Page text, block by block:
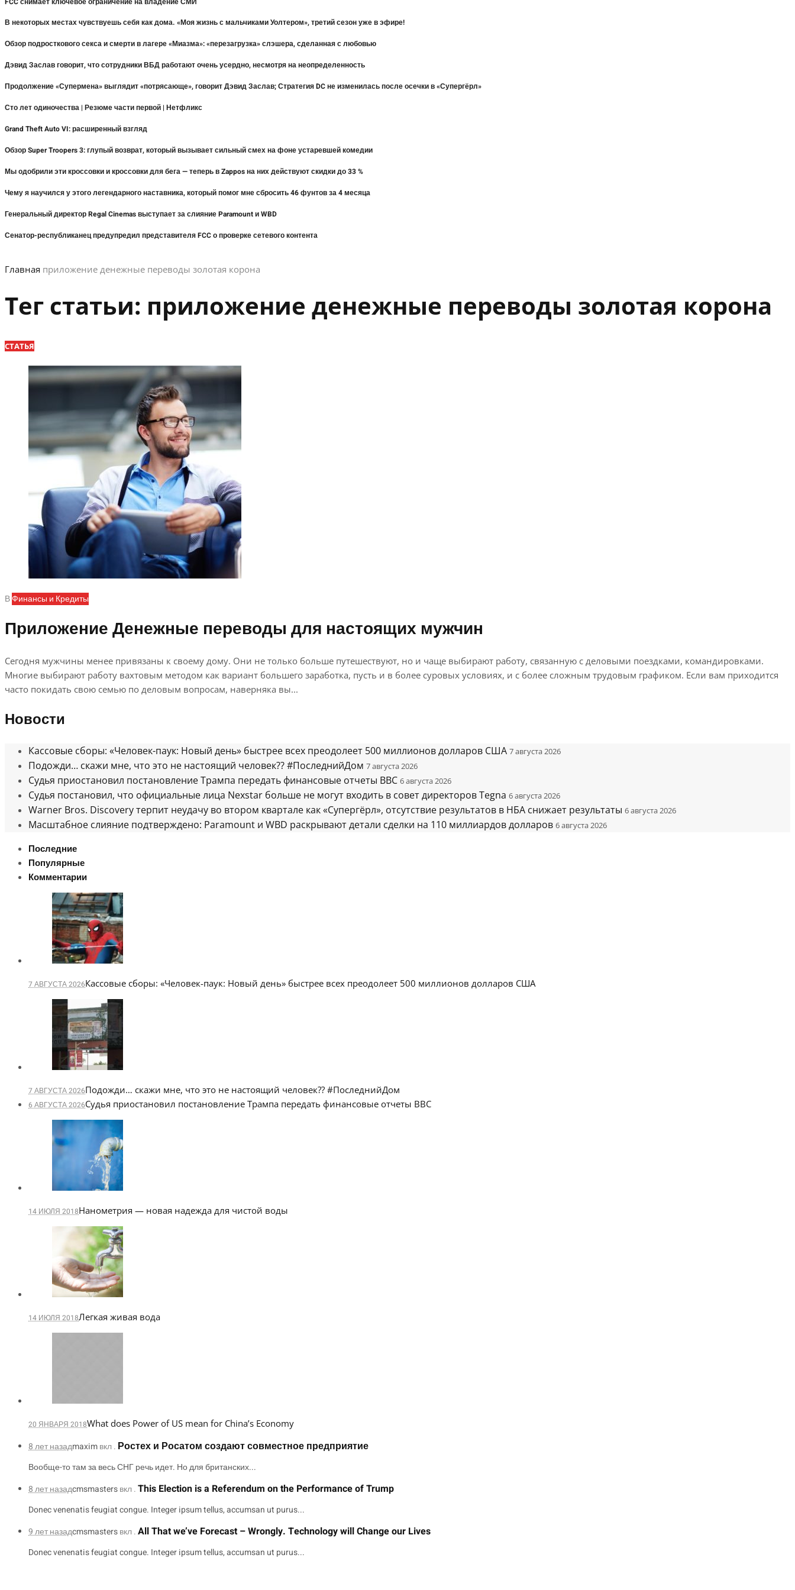
В некоторых местах чувствуешь себя как дома. «Моя жизнь с мальчиками Уолтером», третий сезон уже в эфире!
Обзор подросткового секса и смерти в лагере «Миазма»: «перезагрузка» слэшера, сделанная с любовью
Дэвид Заслав говорит, что сотрудники ВБД работают очень усердно, несмотря на неопределенность
Продолжение «Супермена» выглядит «потрясающе», говорит Дэвид Заслав; Стратегия DC не изменилась после осечки в «Супергёрл»
Сто лет одиночества | Резюме части первой | Нетфликс
Grand Theft Auto VI: расширенный взгляд
Обзор Super Troopers 3: глупый возврат, который вызывает сильный смех на фоне устаревшей комедии
Мы одобрили эти кроссовки и кроссовки для бега — теперь в Zappos на них действуют скидки до 33 %
Чему я научился у этого легендарного наставника, который помог мне сбросить 46 фунтов за 4 месяца
Генеральный директор Regal Cinemas выступает за слияние Paramount и WBD
Сенатор-республиканец предупредил представителя FCC о проверке сетевого контента
Главная приложение денежные переводы золотая корона
Тег статьи: приложение денежные переводы золотая корона
СТАТЬЯ
ВФинансы и Кредиты
Приложение Денежные переводы для настоящих мужчин
Сегодня мужчины менее привязаны к своему дому. Они не только больше путешествуют, но и чаще выбирают работу, связанную с деловыми поездками, командировками.
Многие выбирают работу вахтовым методом как вариант большего заработка, пусть и в более суровых условиях, и с более сложным трудовым графиком. Если вам приходится
часто покидать свою семью по деловым вопросам, наверняка вы...
Новости
Кассовые сборы: «Человек-паук: Новый день» быстрее всех преодолеет 500 миллионов долларов США 7 августа 2026
Подожди… скажи мне, что это не настоящий человек?? #ПоследнийДом 7 августа 2026
Судья приостановил постановление Трампа передать финансовые отчеты BBC 6 августа 2026
Судья постановил, что официальные лица Nexstar больше не могут входить в совет директоров Tegna 6 августа 2026
Warner Bros. Discovery терпит неудачу во втором квартале как «Супергёрл», отсутствие результатов в НБА снижает результаты 6 августа 2026
Масштабное слияние подтверждено: Paramount и WBD раскрывают детали сделки на 110 миллиардов долларов 6 августа 2026
Последние
Популярные
Комментарии
7 АВГУСТА 2026Кассовые сборы: «Человек-паук: Новый день» быстрее всех преодолеет 500 миллионов долларов США
7 АВГУСТА 2026Подожди… скажи мне, что это не настоящий человек?? #ПоследнийДом
6 АВГУСТА 2026Судья приостановил постановление Трампа передать финансовые отчеты BBC
14 ИЮЛЯ 2018Нанометрия — новая надежда для чистой воды
14 ИЮЛЯ 2018Легкая живая вода
20 ЯНВАРЯ 2018What does Power of US mean for China’s Economy
8 лет назадmaximвкл . Ростех и Росатом создают совместное предприятие
Вообще-то там за весь СНГ речь идет. Но для британских...
8 лет назадcmsmastersвкл .This Election is a Referendum on the Performance of Trump
Donec venenatis feugiat congue. Integer ipsum tellus, accumsan ut purus...
9 лет назадcmsmastersвкл .All That we’ve Forecast – Wrongly. Technology will Change our Lives
Donec venenatis feugiat congue. Integer ipsum tellus, accumsan ut purus...